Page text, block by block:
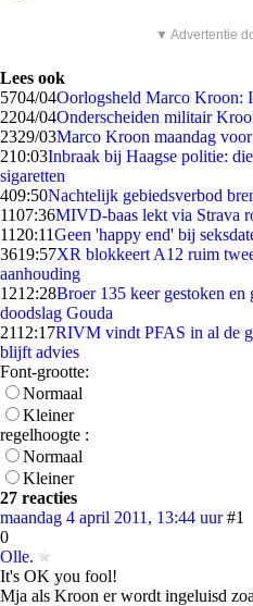
▼ Advertentie
Lees ook
5704/04Oorlogsheld Marco Kroon:
2204/04Onderscheiden militair
2329/03Marco Kroon maandag
210:03Inbraak bij Haagse politie:
sigaretten
409:50Nachtelijk gebiedsverbod
1107:36MIVD-baas lekt via Strava
11 20:11Geen 'happy end' bij
3619:57XR blokkeert A12 ruim
aanhouding
1212:28Broer 135 keer gestoken en
doodslag Gouda
2112:17RIVM vindt PFAS in al de
blijft advies
Font-grootte:
Normaal
Kleiner
regelhoogte :
Normaal
Kleiner
27 reacties
maandag 4 april 2011, 13:44 uur #1
0
Olle.
It's OK you fool!
Mja als Kroon er wordt ingeluisd